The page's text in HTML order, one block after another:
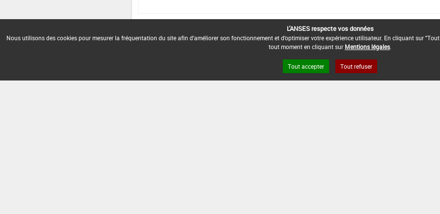
L'ANSES respecte vos données
Nous utilisons des cookies pour mesurer la fréquentation du site afin d'améliorer son fonctionnement et d'optimiser votre expérience utilisateur. En cliquant sur
tout moment en cliquant sur Mentions légales
Tout accepter Tout refuser